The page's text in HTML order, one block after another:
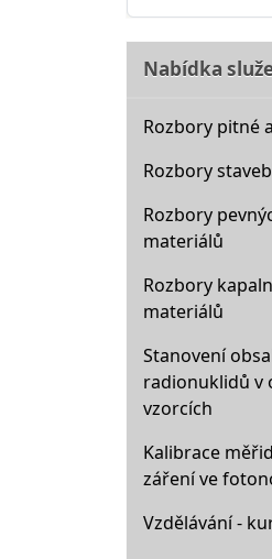
Nabídka
Rozbory pitné
Rozbory
Rozbory
materiálů
Rozbory
materiálů
Stanovení
radionuklidů v
vzorcích
Kalibrace
záření ve
Vzdělávání -